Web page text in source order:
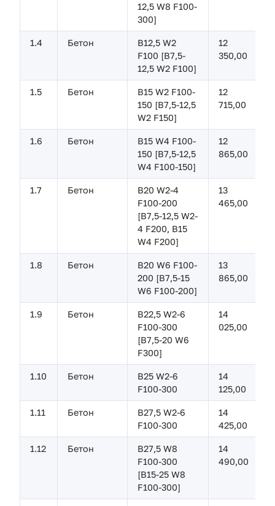
12,5 W8 F100-
300]
1.4 Бетон
B12,5 W2
F100 [В7,5-
12,5 W2 F100]
12
350,00
1.5 Бетон
В15 W2 F100-
150 [B7,5-12,5
W2 F150]
12
715,00
1.6 Бетон
B15 W4 F100-
150 [В7,5-12,5
W4 F100-150]
12
865,00
1.7 Бетон
В20 W2-4
F100-200
[B7,5-12,5 W2-
4 F200, B15
W4 F200]
13
465,00
1.8 Бетон
В20 W6 F100-
200 [B7,5-15
W6 F100-200]
13
865,00
1.9 Бетон
В22,5 W2-6
F100-300
[В7,5-20 W6
F300]
14
025,00
1.10 Бетон
В25 W2-6
F100-300
14
125,00
1.11 Бетон
В27,5 W2-6
F100-300
14
425,00
1.12 Бетон
В27,5 W8
F100-300
[В15-25 W8
F100-300]
14
490,00